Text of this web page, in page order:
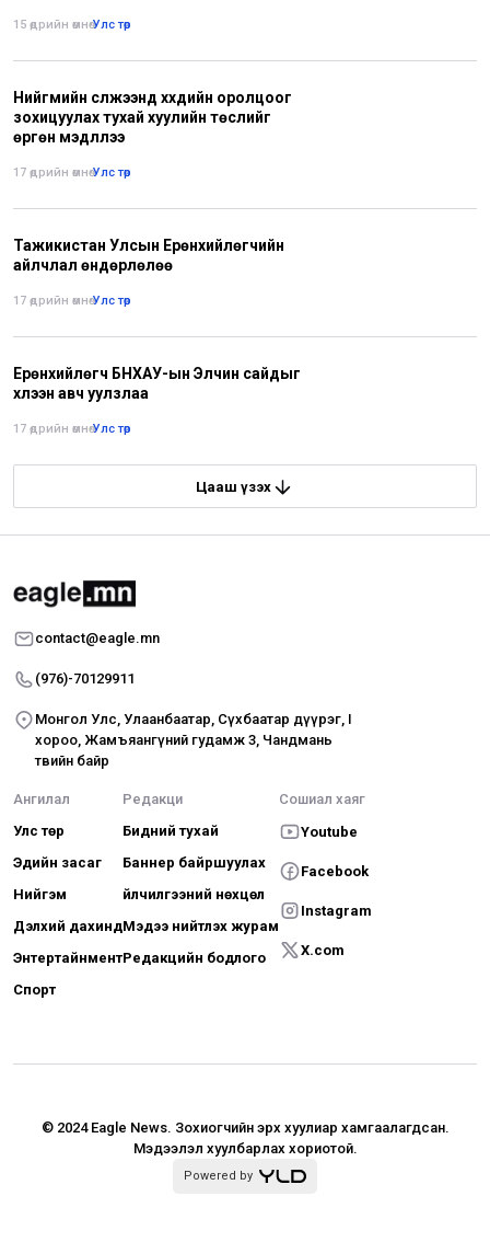
15 өдрийн өмнө•Улс төр
Нийгмийн сүлжээнд хүүхдийн оролцоог
зохицуулах тухай хуулийн төслийг
өргөн мэдүүллээ
17 өдрийн өмнө•Улс төр
Тажикистан Улсын Ерөнхийлөгчийн
айлчлал өндөрлөлөө
17 өдрийн өмнө•Улс төр
Ерөнхийлөгч БНХАУ-ын Элчин сайдыг
хүлээн авч уулзлаа
17 өдрийн өмнө•Улс төр
Цааш үзэх
contact@eagle.mn
(976)-70129911
Монгол Улс, Улаанбаатар, Сүхбаатар дүүрэг, I
хороо, Жамъяангүний гудамж 3, Чандмань
төвийн байр
Ангилал
Улс төр
Эдийн засаг
Нийгэм
Дэлхий дахинд
Энтертайнмент
Спорт
Редакци
Бидний тухай
Баннер байршуулах
Үйлчилгээний нөхцөл
Мэдээ нийтлэх журам
Редакцийн бодлого
Сошиал хаяг
Youtube
Facebook
Instagram
X.com
© 2024 Eagle News. Зохиогчийн эрх хуулиар хамгаалагдсан.
Мэдээлэл хуулбарлах хориотой.
Powered by